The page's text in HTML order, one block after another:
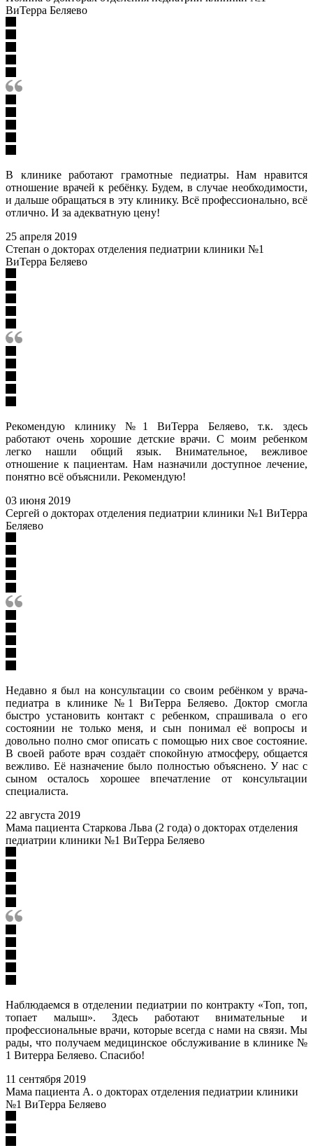
ВиТерра Беляево
В клинике работают грамотные педиатры. Нам нравится
отношение врачей к ребёнку. Будем, в случае необходимости,
и дальше обращаться в эту клинику. Всё профессионально, всё
отлично. И за адекватную цену!
25 апреля 2019
Степан о докторах отделения педиатрии клиники №1
ВиТерра Беляево
Рекомендую клинику №1 ВиТерра Беляево, т.к. здесь
работают очень хорошие детские врачи. С моим ребенком
легко нашли общий язык. Внимательное, вежливое
отношение к пациентам. Нам назначили доступное лечение,
понятно всё объяснили. Рекомендую!
03 июня 2019
Сергей о докторах отделения педиатрии клиники №1 ВиТерра
Беляево
Недавно я был на консультации со своим ребёнком у врача-
педиатра в клинике №1 ВиТерра Беляево. Доктор смогла
быстро установить контакт с ребенком, спрашивала о его
состоянии не только меня, и сын понимал её вопросы и
довольно полно смог описать с помощью них свое состояние.
В своей работе врач создаёт спокойную атмосферу, общается
вежливо. Её назначение было полностью объяснено. У нас с
сыном осталось хорошее впечатление от консультации
специалиста.
22 августа 2019
Мама пациента Старкова Льва (2 года) о докторах отделения
педиатрии клиники №1 ВиТерра Беляево
Наблюдаемся в отделении педиатрии по контракту «Топ, топ,
топает малыш». Здесь работают внимательные и
профессиональные врачи, которые всегда с нами на связи. Мы
рады, что получаем медицинское обслуживание в клинике №
1 Витерра Беляево. Спасибо!
11 сентября 2019
Мама пациента А. о докторах отделения педиатрии клиники
№1 ВиТерра Беляево